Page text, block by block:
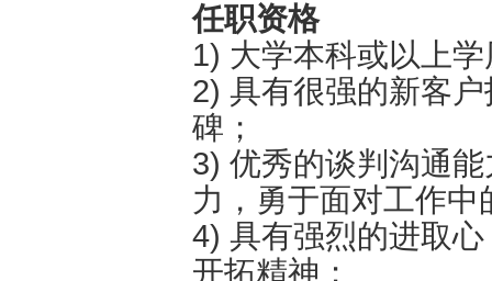
任职资格
1) 大学本科或以上
2) 具有很强的新客
碑；
3) 优秀的谈判沟通
力，勇于面对工作中
4) 具有强烈的进取
开拓精神；